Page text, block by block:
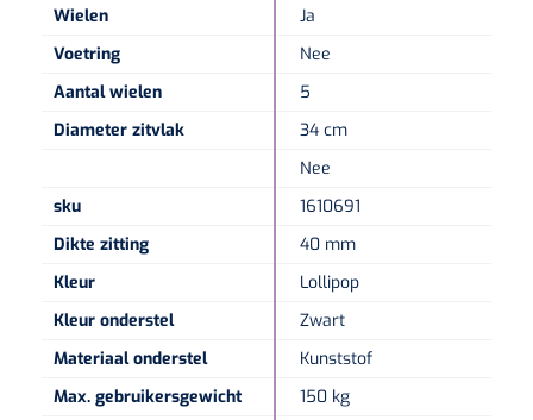
Wielen
Ja
Voetring
Nee
Aantal wielen
5
Diameter zitvlak
34 cm
Nee
sku
1610691
Dikte zitting
40 mm
Kleur
Lollipop
Kleur onderstel
Zwart
Materiaal onderstel
Kunststof
Max. gebruikersgewicht
150 kg